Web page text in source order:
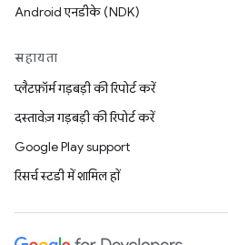
Android एनडीके (NDK)
सहायता
प्लैटफ़ॉर्म गड़बड़ी की रिपोर्ट करें
दस्तावेज़ गड़बड़ी की रिपोर्ट करें
Google Play support
रिसर्च स्टडी में शामिल हों